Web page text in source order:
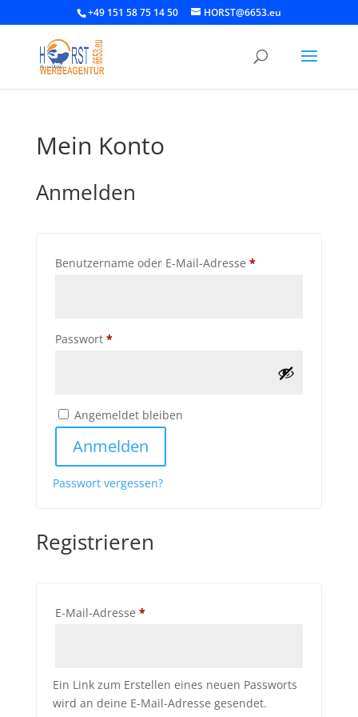
+49 151 58 75 14 50 HORST@6653.eu
Mein Konto
Anmelden
Benutzername oder E-Mail-Adresse *Erforderlich
Passwort *Erforderlich
Angemeldet bleiben
Anmelden
Passwort vergessen?
Registrieren
E-Mail-Adresse *Erforderlich
Ein Link zum Erstellen eines neuen Passworts
wird an deine E-Mail-Adresse gesendet.